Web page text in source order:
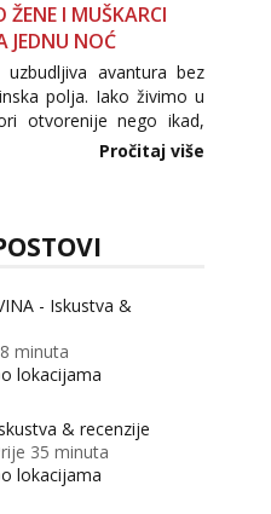
ŽENE I MUŠKARCI
JEDNU NOĆ
avantura bez
polja. Iako živimo u
otvorenije nego ikad,
burne rasprave. Što
Pročitaj više
- Iskustva &
minuta
lokacijama
& recenzije
35 minuta
lokacijama